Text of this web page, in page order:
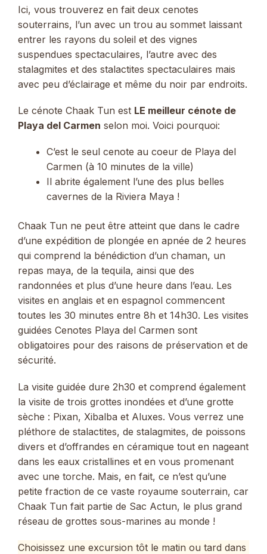
Ici, vous trouverez en fait deux cenotes
souterrains, l’un avec un trou au sommet laissant
entrer les rayons du soleil et des vignes
suspendues spectaculaires, l’autre avec des
stalagmites et des stalactites spectaculaires mais
avec peu d’éclairage et même du noir par endroits.
Le cénote Chaak Tun est LE meilleur cénote de
Playa del Carmen selon moi. Voici pourquoi:
C’est le seul cenote au coeur de Playa del
Carmen (à 10 minutes de la ville)
Il abrite également l’une des plus belles
cavernes de la Riviera Maya !
Chaak Tun ne peut être atteint que dans le cadre
d’une expédition de plongée en apnée de 2 heures
qui comprend la bénédiction d’un chaman, un
repas maya, de la tequila, ainsi que des
randonnées et plus d’une heure dans l’eau. Les
visites en anglais et en espagnol commencent
toutes les 30 minutes entre 8h et 14h30. Les visites
guidées Cenotes Playa del Carmen sont
obligatoires pour des raisons de préservation et de
sécurité.
La visite guidée dure 2h30 et comprend également
la visite de trois grottes inondées et d’une grotte
sèche : Pixan, Xibalba et Aluxes. Vous verrez une
pléthore de stalactites, de stalagmites, de poissons
divers et d’offrandes en céramique tout en nageant
dans les eaux cristallines et en vous promenant
avec une torche. Mais, en fait, ce n’est qu’une
petite fraction de ce vaste royaume souterrain, car
Chaak Tun fait partie de Sac Actun, le plus grand
réseau de grottes sous-marines au monde !
Choisissez une excursion tôt le matin ou tard dans